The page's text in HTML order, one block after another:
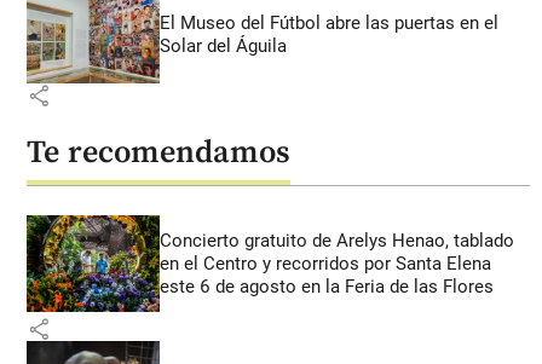
El Museo del Fútbol abre las puertas en el
Solar del Águila
share
Te recomendamos
Concierto gratuito de Arelys Henao, tablado
en el Centro y recorridos por Santa Elena
este 6 de agosto en la Feria de las Flores
share